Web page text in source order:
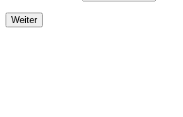
Weiter